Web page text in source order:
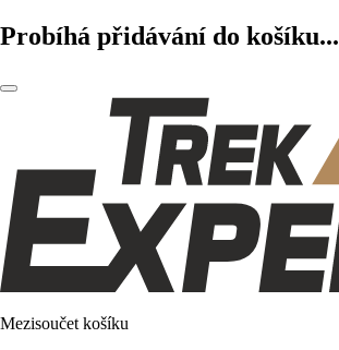
Probíhá přidávání do košíku...
Mezisoučet košíku